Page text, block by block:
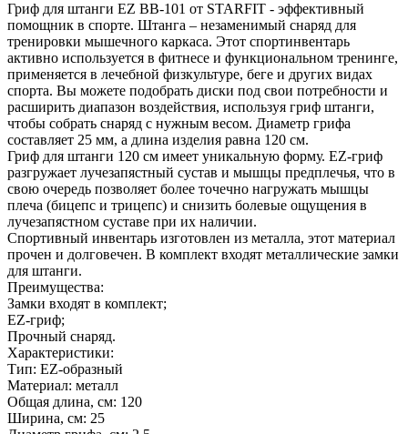
Гриф для штанги EZ BB-101 от STARFIT - эффективный
помощник в спорте. Штанга – незаменимый снаряд для
тренировки мышечного каркаса. Этот спортинвентарь
активно используется в фитнесе и функциональном тренинге,
применяется в лечебной физкультуре, беге и других видах
спорта. Вы можете подобрать диски под свои потребности и
расширить диапазон воздействия, используя гриф штанги,
чтобы собрать снаряд с нужным весом. Диаметр грифа
составляет 25 мм, а длина изделия равна 120 см.
Гриф для штанги 120 см имеет уникальную форму. EZ-гриф
разгружает лучезапястный сустав и мышцы предплечья, что в
свою очередь позволяет более точечно нагружать мышцы
плеча (бицепс и трицепс) и снизить болевые ощущения в
лучезапястном суставе при их наличии.
Спортивный инвентарь изготовлен из металла, этот материал
прочен и долговечен. В комплект входят металлические замки
для штанги.
Преимущества:
Замки входят в комплект;
EZ-гриф;
Прочный снаряд.
Характеристики:
Тип: EZ-образный
Материал: металл
Общая длина, см: 120
Ширина, см: 25